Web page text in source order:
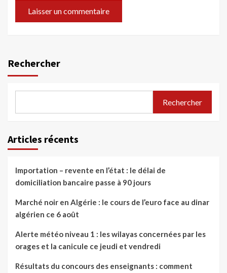
Rechercher
Rechercher
Articles récents
Importation – revente en l’état : le délai de
domiciliation bancaire passe à 90 jours
Marché noir en Algérie : le cours de l’euro face au dinar
algérien ce 6 août
Alerte météo niveau 1 : les wilayas concernées par les
orages et la canicule ce jeudi et vendredi
Résultats du concours des enseignants : comment